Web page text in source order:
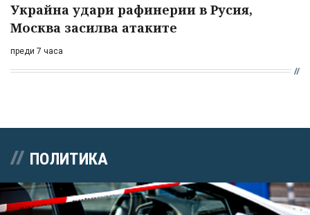
Украйна удари рафинерии в Русия,
Москва засилва атаките
преди 7 часа
ПОЛИТИКА